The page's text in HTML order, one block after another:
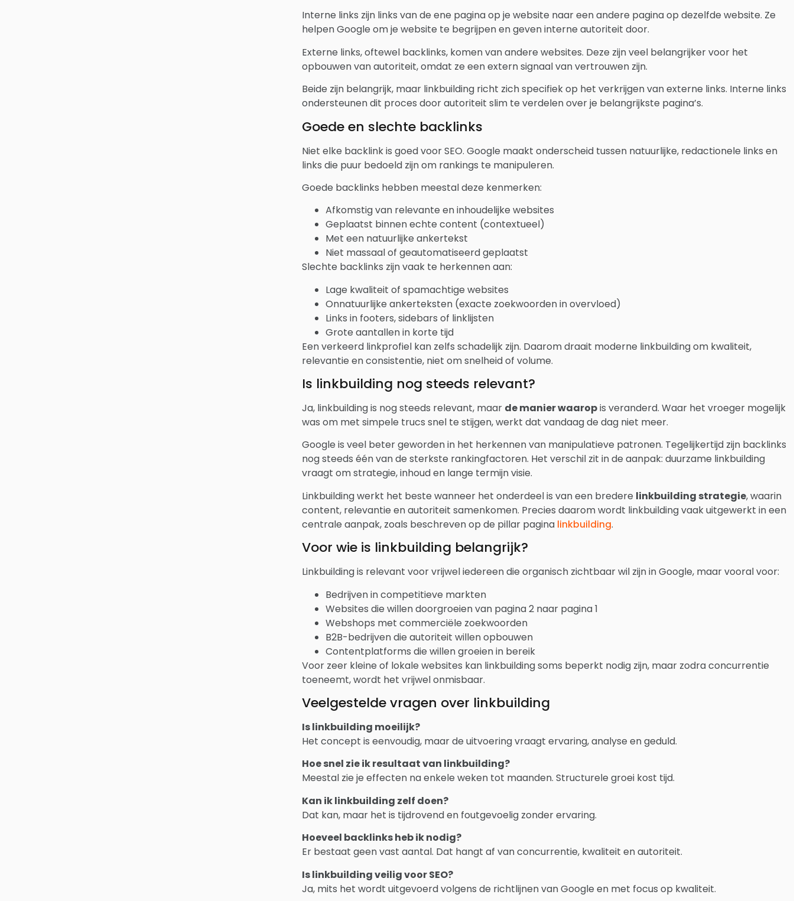
Interne links zijn links van de ene pagina op je website naar een andere pagina op dezelfde website. Ze
helpen Google om je website te begrijpen en geven interne autoriteit door.
Externe links, oftewel backlinks, komen van andere websites. Deze zijn veel belangrijker voor het
opbouwen van autoriteit, omdat ze een extern signaal van vertrouwen zijn.
Beide zijn belangrijk, maar linkbuilding richt zich specifiek op het verkrijgen van externe links. Interne links
ondersteunen dit proces door autoriteit slim te verdelen over je belangrijkste pagina’s.
Goede en slechte backlinks
Niet elke backlink is goed voor SEO. Google maakt onderscheid tussen natuurlijke, redactionele links en
links die puur bedoeld zijn om rankings te manipuleren.
Goede backlinks hebben meestal deze kenmerken:
Afkomstig van relevante en inhoudelijke websites
Geplaatst binnen echte content (contextueel)
Met een natuurlijke ankertekst
Niet massaal of geautomatiseerd geplaatst
Slechte backlinks zijn vaak te herkennen aan:
Lage kwaliteit of spamachtige websites
Onnatuurlijke ankerteksten (exacte zoekwoorden in overvloed)
Links in footers, sidebars of linklijsten
Grote aantallen in korte tijd
Een verkeerd linkprofiel kan zelfs schadelijk zijn. Daarom draait moderne linkbuilding om kwaliteit,
relevantie en consistentie, niet om snelheid of volume.
Is linkbuilding nog steeds relevant?
Ja, linkbuilding is nog steeds relevant, maar de manier waaropis veranderd. Waar het vroeger mogelijk
was om met simpele trucs snel te stijgen, werkt dat vandaag de dag niet meer.
Google is veel beter geworden in het herkennen van manipulatieve patronen. Tegelijkertijd zijn backlinks
nog steeds één van de sterkste rankingfactoren. Het verschil zit in de aanpak: duurzame linkbuilding
vraagt om strategie, inhoud en lange termijn visie.
Linkbuilding werkt het beste wanneer het onderdeel is van een bredere linkbuilding strategie, waarin
content, relevantie en autoriteit samenkomen. Precies daarom wordt linkbuilding vaak uitgewerkt in een
centrale aanpak, zoals beschreven op de pillar pagina linkbuilding.
Voor wie is linkbuilding belangrijk?
Linkbuilding is relevant voor vrijwel iedereen die organisch zichtbaar wil zijn in Google, maar vooral voor:
Bedrijven in competitieve markten
Websites die willen doorgroeien van pagina 2 naar pagina 1
Webshops met commerciële zoekwoorden
B2B-bedrijven die autoriteit willen opbouwen
Contentplatforms die willen groeien in bereik
Voor zeer kleine of lokale websites kan linkbuilding soms beperkt nodig zijn, maar zodra concurrentie
toeneemt, wordt het vrijwel onmisbaar.
Veelgestelde vragen over linkbuilding
Is linkbuilding moeilijk?
Het concept is eenvoudig, maar de uitvoering vraagt ervaring, analyse en geduld.
Hoe snel zie ik resultaat van linkbuilding?
Meestal zie je effecten na enkele weken tot maanden. Structurele groei kost tijd.
Kan ik linkbuilding zelf doen?
Dat kan, maar het is tijdrovend en foutgevoelig zonder ervaring.
Hoeveel backlinks heb ik nodig?
Er bestaat geen vast aantal. Dat hangt af van concurrentie, kwaliteit en autoriteit.
Is linkbuilding veilig voor SEO?
Ja, mits het wordt uitgevoerd volgens de richtlijnen van Google en met focus op kwaliteit.